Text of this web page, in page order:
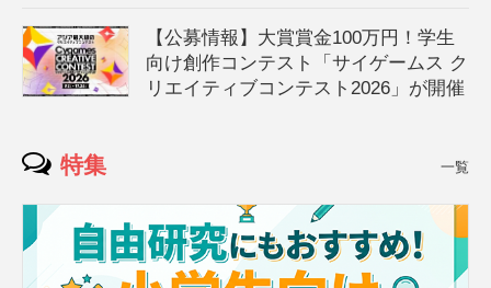
【公募情報】大賞賞金100万円！学生
向け創作コンテスト「サイゲームス ク
リエイティブコンテスト2026」が開催
特集 一覧